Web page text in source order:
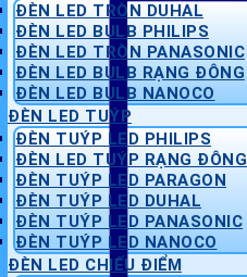
ĐÈN LED TRÒN DUHAL
ĐÈN LED BULB PHILIPS
ĐÈN LED TRÒN PANASONIC
ĐÈN LED BULB RẠNG ĐÔNG
ĐÈN LED BULB NANOCO
ĐÈN LED TUÝP
ĐÈN TUÝP LED PHILIPS
ĐÈN LED TUÝP RẠNG ĐÔNG
ĐÈN TUÝP LED PARAGON
ĐÈN TUÝP LED DUHAL
ĐÈN TUÝP LED PANASONIC
ĐÈN TUÝP LED NANOCO
ĐÈN LED CHIẾU ĐIỂM